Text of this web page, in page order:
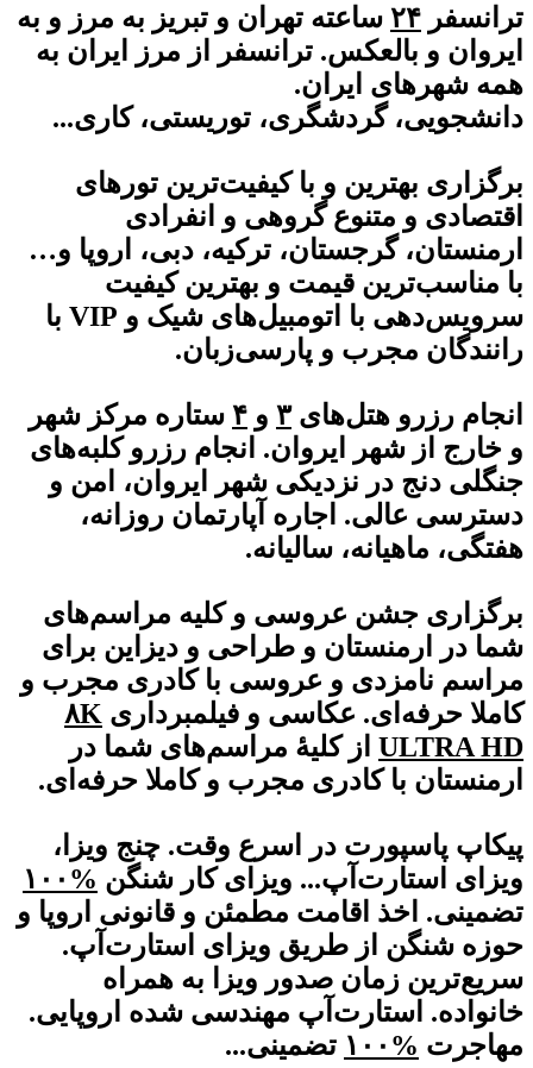
ترانسفر ۲۴ ساعته تهران و تبریز به مرز و به
ایروان و بالعکس. ترانسفر از مرز ایران به
همه شهرهای ایران.
دانشجویی، گردشگری، توریستی، کاری...
برگزاری بهترین و با کیفیت‌ترین تورهای
اقتصادی و متنوع گروهی و انفرادی
ارمنستان، گرجستان، ترکیه، دبی، اروپا و…
با مناسب‌ترین قیمت و بهترین کیفیت
سرویس‌دهی با اتومبیل‌های شیک و VIP با
رانندگان مجرب و پارسی‌زبان.
انجام رزرو هتل‌های۳ و ۴ ستاره مرکز شهر
و خارج از شهر ایروان. انجام رزرو کلبه‌های
جنگلی دنج در نزدیکی شهر ایروان، امن و
دسترسی عالی. اجاره آپارتمان روزانه،
هفتگی، ماهیانه، سالیانه.
برگزاری جشن عروسی و کلیه مراسم‌های
شما در ارمنستان و طراحی و دیزاین برای
مراسم نامزدی و عروسی با کادری مجرب و
کاملا حرفه‌ای. عکاسی و فیلمبرداری ۸K
ULTRA HD از کلیۀ مراسم‌های شما در
ارمنستان با کادری مجرب و کاملا حرفه‌ای.
پیکاپ پاسپورت در اسرع وقت. چنج ویزا،
ویزای استارت‌آپ... ویزای کار شنگن %۱۰ ۰
تضمینی. اخذ اقامت مطمئن و قانونی اروپا و
حوزه شنگن از طریق ویزای استارت‌آپ.
سریع‌ترین زمان صدور ویزا به همراه
خانواده. استارت‌آپ مهندسی شده اروپایی.
مهاجرت %۱۰ ۰ تضمینی...